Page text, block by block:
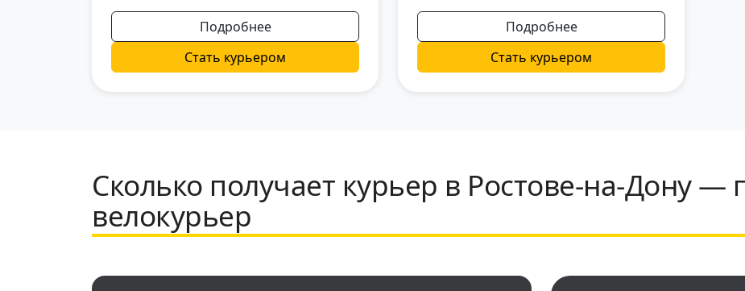
Подробнее
Стать курьером
Подробнее
Стать курьером
Сколько получает курьер в Ростове-на-Дону —
велокурьер